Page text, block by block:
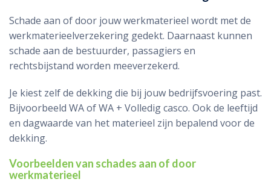
Schade aan of door jouw werkmaterieel wordt met de
werkmaterieelverzekering gedekt. Daarnaast kunnen
schade aan de bestuurder, passagiers en
rechtsbijstand worden meeverzekerd.
Je kiest zelf de dekking die bij jouw bedrijfsvoering past.
Bijvoorbeeld WA of WA + Volledig casco. Ook de leeftijd
en dagwaarde van het materieel zijn bepalend voor de
dekking.
Voorbeelden van schades aan of door
werkmaterieel